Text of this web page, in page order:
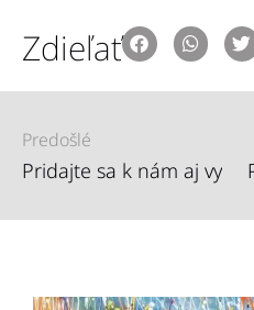
Zdieľať
Predošlé
Pridajte sa k nám aj vy